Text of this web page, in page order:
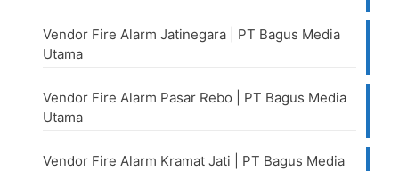
Vendor Fire Alarm Jatinegara | PT Bagus Media
Utama
Vendor Fire Alarm Pasar Rebo | PT Bagus Media
Utama
Vendor Fire Alarm Kramat Jati | PT Bagus Media